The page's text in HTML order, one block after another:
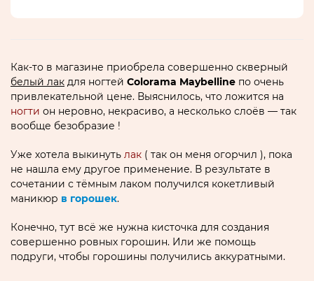
Как-то в магазине приобрела совершенно скверный
белый лак для ногтей Colorama Maybelline по очень
привлекательной цене. Выяснилось, что ложится на
ногти он неровно, некрасиво, а несколько слоёв — так
вообще безобразие !
Уже хотела выкинуть лак ( так он меня огорчил ), пока
не нашла ему другое применение. В результате в
сочетании с тёмным лаком получился кокетливый
маникюр в горошек.
Конечно, тут всё же нужна кисточка для создания
совершенно ровных горошин. Или же помощь
подруги, чтобы горошины получились аккуратными.